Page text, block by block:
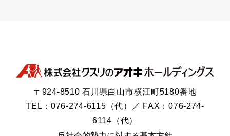
〒924-8510 石川県白山市横江町5180番地
TEL：076-274-6115（代）／ FAX：076-274-
6114（代）